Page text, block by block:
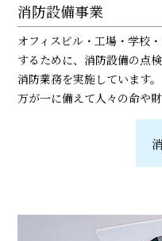
消防設備事業
オフィスビル・工場・学校
するために、消防設備の点
消防業務を実施しています。
万が一に備えて人々の命や